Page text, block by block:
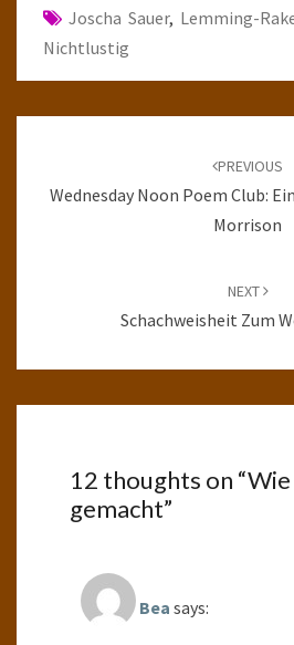
Joscha Sauer, Lemming-
Nichtlustig
PREVIOUS
Wednesday Noon Poem Club:
Morrison
NEXT
Schachweisheit Zum
12 thoughts on “
gemacht”
Bea says: